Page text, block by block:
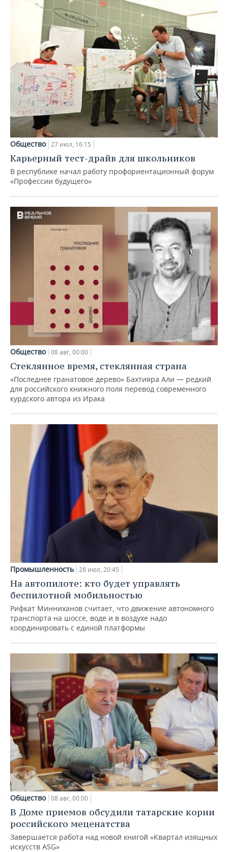
Общество 27 июл, 16:15
Карьерный тест-драйв для школьников
В республике начал работу профориентационный форум
«Профессии будущего»
Общество 08 авг, 00:00
Стеклянное время, стеклянная страна
«Последнее гранатовое дерево» Бахтияра Али — редкий
для российского книжного поля перевод современного
курдского автора из Ирака
Промышленность 28 июл, 20:45
На автопилоте: кто будет управлять
беспилотной мобильностью
Рифкат Минниханов считает, что движение автономного
транспорта на шоссе, воде и в воздухе надо
координировать с единой платформы
Общество 08 авг, 00:00
В Доме приемов обсудили татарские корни
российского меценатства
Завершается работа над новой книгой «Квартал изящных
искусств ASG»